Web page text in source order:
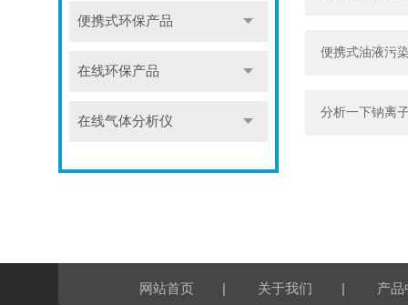
便携式环保产品
在线环保产品
在线气体分析仪
便携式油液污
分析一下钠离
网站首页 | 关于我们 | 产品